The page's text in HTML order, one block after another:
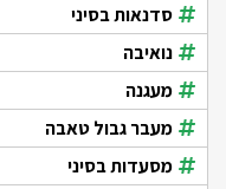
סדנאות בסיני
נואיבה
מעגנה
מעבר גבול טאבה
מסעדות בסיני